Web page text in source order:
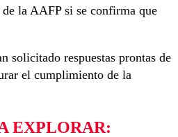
de la AAFP si se confirma que
solicitado respuestas prontas de
el cumplimiento de la
EXPLORAR: